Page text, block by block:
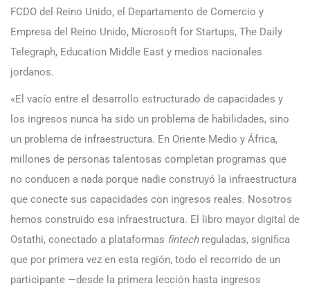
FCDO del Reino Unido, el Departamento de Comercio y
Empresa del Reino Unido, Microsoft for Startups, The Daily
Telegraph, Education Middle East y medios nacionales
jordanos.
«El vacío entre el desarrollo estructurado de capacidades y
los ingresos nunca ha sido un problema de habilidades, sino
un problema de infraestructura. En Oriente Medio y África,
millones de personas talentosas completan programas que
no conducen a nada porque nadie construyó la infraestructura
que conecte sus capacidades con ingresos reales. Nosotros
hemos construido esa infraestructura. El libro mayor digital de
Ostathi, conectado a plataformas fintechreguladas, significa
que por primera vez en esta región, todo el recorrido de un
participante —desde la primera lección hasta ingresos